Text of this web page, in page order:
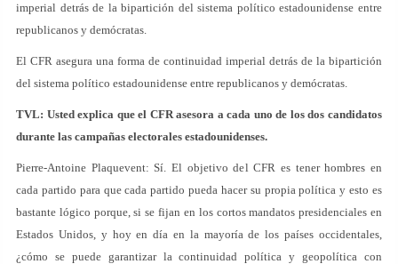
imperial detrás de la bipartición del sistema político estadounidense entre
republicanos y demócratas.
El CFR asegura una forma de continuidad imperial detrás de la bipartición
del sistema político estadounidense entre republicanos y demócratas.
TVL: Usted explica que el CFR asesora a cada uno de los dos candidatos
durante las campañas electorales estadounidenses.
Pierre-Antoine Plaquevent: Sí. El objetivo del CFR es tener hombres en
cada partido para que cada partido pueda hacer su propia política y esto es
bastante lógico porque, si se fijan en los cortos mandatos presidenciales en
Estados Unidos, y hoy en día en la mayoría de los países occidentales,
¿cómo se puede garantizar la continuidad política y geopolítica con